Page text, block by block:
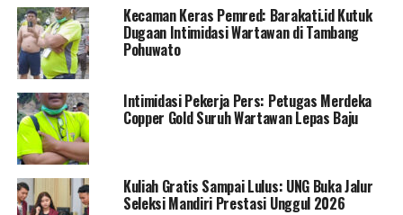
sejumlah karyawan proyek telah mengamankan galon
kosong dan beberapa kendaraan yang diduga kuat
digunakan para pelaku untuk melancarkan aksinya.
Barang bukti yang diamankan di lokasi kejadian antara
lain:
15 galon ukuran 35 liter
3 galon ukuran 10 liter
5 unit sepeda motor berbagai jenis
Kecaman Keras Pemred: Barakati.id Kutuk
Dugaan Intimidasi Wartawan di Tambang
Pohuwato
Intimidasi Pekerja Pers: Petugas Merdeka
Copper Gold Suruh Wartawan Lepas Baju
Kuliah Gratis Sampai Lulus: UNG Buka Jalur
Seleksi Mandiri Prestasi Unggul 2026